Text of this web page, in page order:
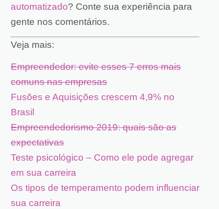
automatizado? Conte sua experiência para
gente nos comentários.
Veja mais:
Empreendedor: evite esses 7 erros mais
comuns nas empresas
Fusões e Aquisições crescem 4,9% no
Brasil
Empreendedorismo 2019: quais são as
expectativas
Teste psicológico – Como ele pode agregar
em sua carreira
Os tipos de temperamento podem influenciar
sua carreira